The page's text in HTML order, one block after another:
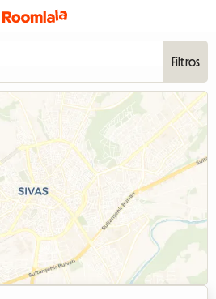
Filtros